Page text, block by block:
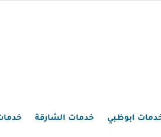
ابوظبي خدمات الشارقة